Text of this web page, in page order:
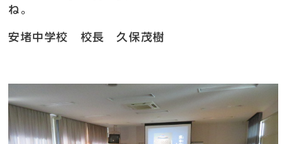
ね。
安堵中学校 校長 久保茂樹